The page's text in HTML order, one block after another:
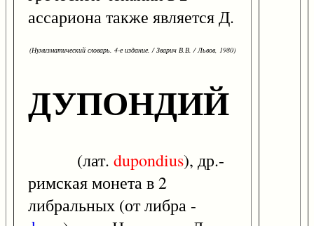
ассариона также является Д.
(Нумизматический словарь. 4-е издание. / Зварич В.В. / Львов, 1980)
ДУПОНДИЙ
(лат. dupondius), др.-
римская монета в 2
либральных (от либра -